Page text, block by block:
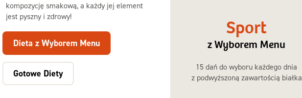
kompozycję smakową, a każdy jej element
jest pyszny i zdrowy!
Dieta z Wyborem Menu
Gotowe Diety
Sport
z Wyborem Menu
15 dań do wyboru każdego dnia
z podwyższoną zawartością białka